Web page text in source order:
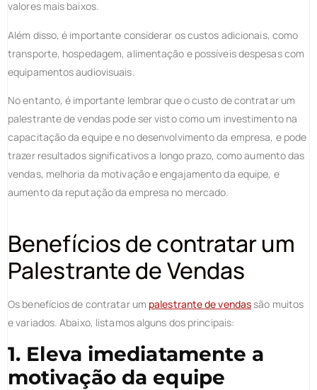
valores mais baixos.
Além disso, é importante considerar os custos adicionais, como
transporte, hospedagem, alimentação e possíveis despesas com
equipamentos audiovisuais.
No entanto, é importante lembrar que o custo de contratar um
palestrante de vendas pode ser visto como um investimento na
capacitação da equipe e no desenvolvimento da empresa, e pode
trazer resultados significativos a longo prazo, como aumento das
vendas, melhoria da motivação e engajamento da equipe, e
aumento da reputação da empresa no mercado.
Benefícios de contratar um
Palestrante de Vendas
Os benefícios de contratar um palestrante de vendassão muitos
e variados. Abaixo, listamos alguns dos principais:
1. Eleva imediatamente a
motivação da equipe